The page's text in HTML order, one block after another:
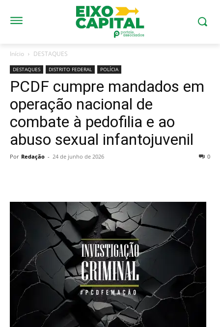
Início DESTAQUES
DESTAQUES DISTRITO FEDERAL POLÍCIA
PCDF cumpre mandados em
operação nacional de
combate à pedofilia e ao
abuso sexual infantojuvenil
Por Redação - 24 de junho de 2026 0